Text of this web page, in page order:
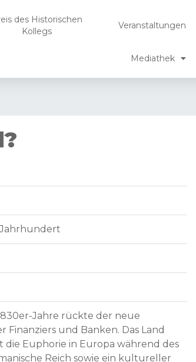
des Historischen
Kollegs
Veranstaltungen
Mediathek
Jahrhundert
Jahre rückte der neue
und Banken. Das Land
Euphorie in Europa während des
Reich sowie ein kultureller